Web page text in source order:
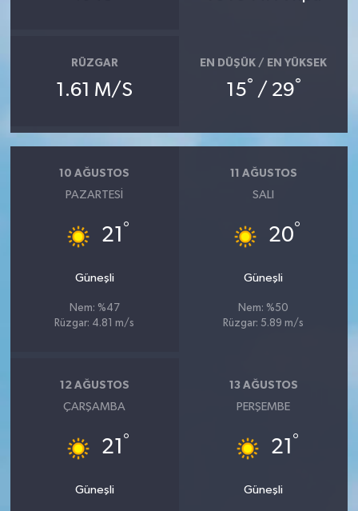
RÜZGAR
1.61 M/S
EN DÜŞÜK / EN YÜKSEK
15° / 29°
10 AĞUSTOS
PAZARTESI
21 °
Güneşli
Nem: %47
Rüzgar: 4.81 m/s
11 AĞUSTOS
SALI
20°
Güneşli
Nem: %50
Rüzgar: 5.89 m/s
12 AĞUSTOS
ÇARŞAMBA
21 °
Güneşli
13 AĞUSTOS
PERŞEMBE
21 °
Güneşli